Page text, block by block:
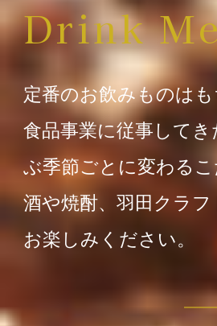
Drink
定番のお飲みものは
食品事業に従事して
ぶ季節ごとに変わる
酒や焼酎、羽田クラ
お楽しみください。